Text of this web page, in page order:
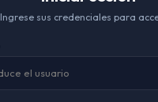
Ingrese sus credenciales para